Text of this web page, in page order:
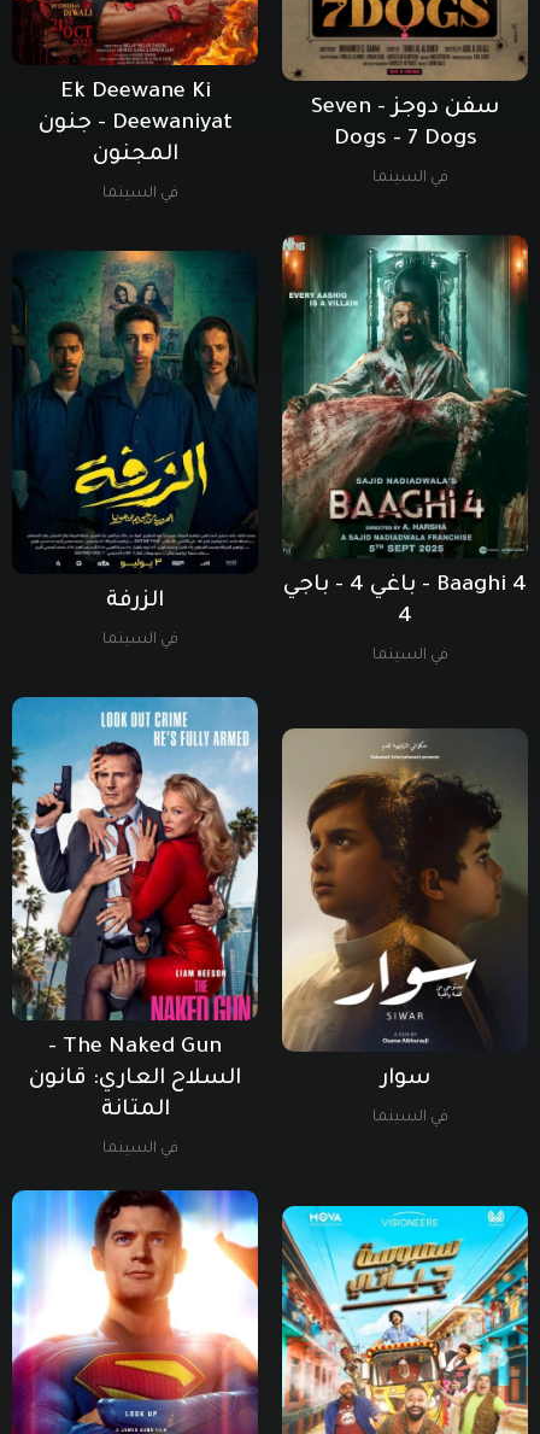
سفن دوجز - Seven
Dogs - 7 Dogs
في السينما
Ek Deewane Ki
Deewaniyat - جنون
المجنون
في السينما
Baaghi 4 - باغي 4 - باجي
4
في السينما
الزرفة
في السينما
سوار
في السينما
The Naked Gun -
السلاح العاري: قانون
المتانة
في السينما